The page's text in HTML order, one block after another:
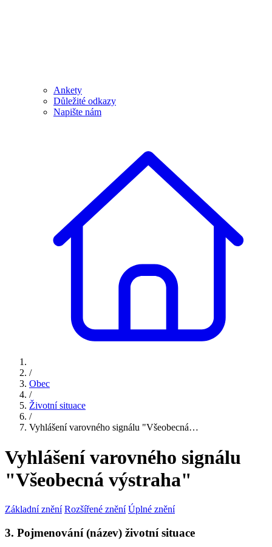
Ankety
Důležité odkazy
Napište nám
/
Obec
/
Životní situace
/
Vyhlášení varovného signálu "Všeobecná…
Vyhlášení varovného signálu
"Všeobecná výstraha"
Základní znění Rozšířené znění Úplné znění
3. Pojmenování (název) životní situace